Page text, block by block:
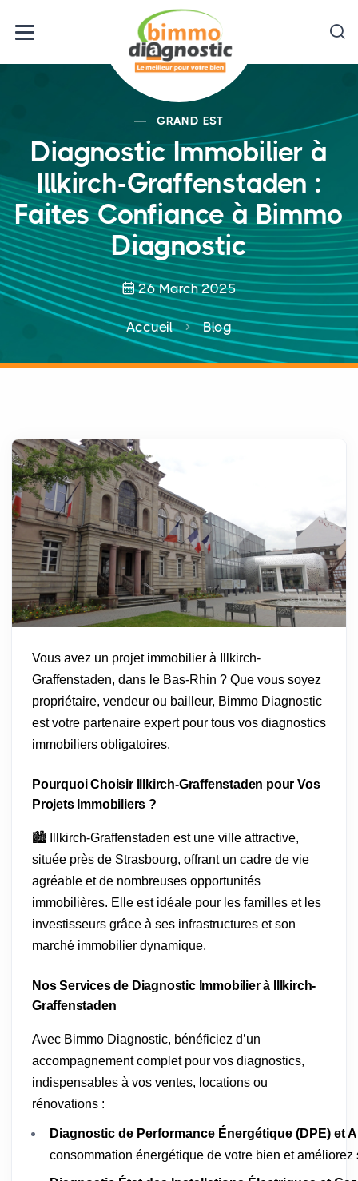
GRAND EST
Diagnostic Immobilier à
Illkirch-Graffenstaden :
Faites Confiance à Bimmo
Diagnostic
26 March 2025
Accueil Blog
Vous avez un projet immobilier à Illkirch-
Graffenstaden, dans le Bas-Rhin ? Que vous soyez
propriétaire, vendeur ou bailleur, Bimmo Diagnostic
est votre partenaire expert pour tous vos diagnostics
immobiliers obligatoires.
Pourquoi Choisir Illkirch-Graffenstaden pour Vos
Projets Immobiliers ?
🏙️ Illkirch-Graffenstaden est une ville attractive,
située près de Strasbourg, offrant un cadre de vie
agréable et de nombreuses opportunités
immobilières. Elle est idéale pour les familles et les
investisseurs grâce à ses infrastructures et son
marché immobilier dynamique.
Nos Services de Diagnostic Immobilier à Illkirch-
Graffenstaden
Avec Bimmo Diagnostic, bénéficiez d’un
accompagnement complet pour vos diagnostics,
indispensables à vos ventes, locations ou
rénovations :
Diagnostic de Performance Énergétique (DPE) et
consommation énergétique de votre bien et améliorez